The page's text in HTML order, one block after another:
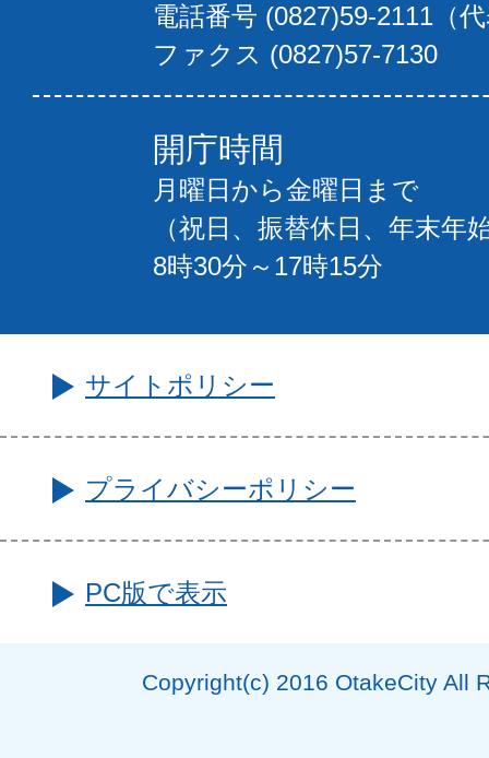
電話番号 (0827)59-2111（
ファクス (0827)57-7130
開庁時間
月曜日から金曜日まで
（祝日、振替休日、年末年
8時30分～17時15分
サイトポリシー
プライバシーポリシー
PC版で表示
Copyright(c) 2016 OtakeCity All